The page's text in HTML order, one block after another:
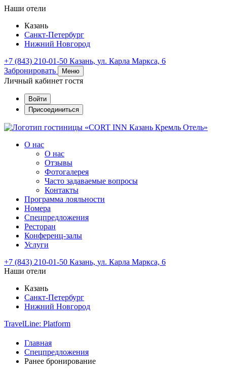
Наши отели
Казань
Санкт-Петербург
Нижний Новгород
+7 (843) 210-01-50 Казань, ул. Карла Маркса, 6
Забронировать
Меню
Личный кабинет гостя
Войти
Присоединиться
О нас
О нас
Отзывы
Фотогалерея
Часто задаваемые вопросы
Контакты
Программа лояльности
Номера
Спецпредложения
Ресторан
Конференц-залы
Услуги
+7 (843) 210-01-50 Казань, ул. Карла Маркса, 6
Наши отели
Казань
Санкт-Петербург
Нижний Новгород
TravelLine: Platform
Главная
Спецпредложения
Ранее бронирование